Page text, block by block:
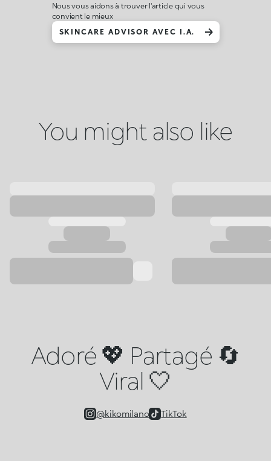
Nous vous aidons à trouver l'article qui vous
convient le mieux
SKINCARE ADVISOR AVEC I.A.
You might also like
Adoré 💖 Partagé 🔄
Viral 🤍
@kikomilano TikTok